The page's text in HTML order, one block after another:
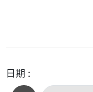
日期 :